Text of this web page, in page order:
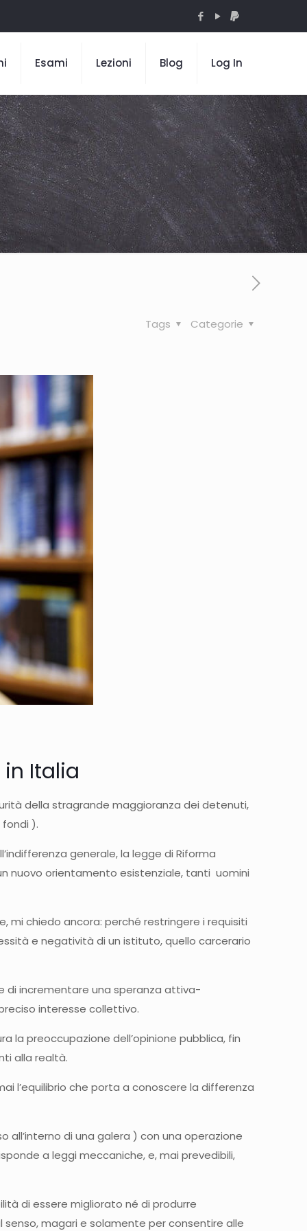
Esami Lezioni Blog Log In
Categorie
Tags
Italia
della stragrande maggioranza dei detenuti,
).
generale, la legge di Riforma
nuovo orientamento esistenziale, tanti uomini
mi chiedo ancora: perché restringere i requisiti
e negatività di un istituto, quello carcerario
di incrementare una speranza attiva-
interesse collettivo.
la preoccupazione dell’opinione pubblica, fin
alla realtà.
l’equilibrio che porta a conoscere la differenza
di una galera ) con una operazione
a leggi meccaniche, e, mai prevedibili,
di essere migliorato né di produrre
magari e solamente per consentire alle